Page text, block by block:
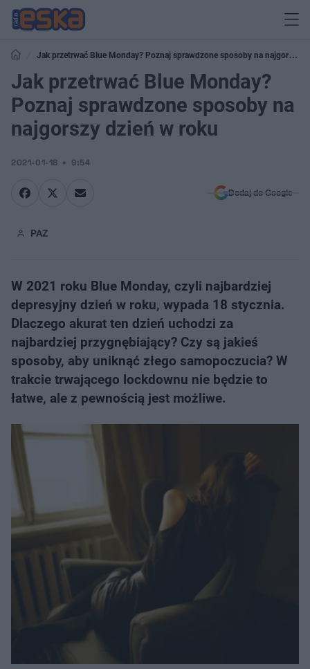
Jak przetrwać Blue Monday? Poznaj sprawdzone sposoby na najgorszy
dzień w roku
Jak przetrwać Blue Monday?
Poznaj sprawdzone sposoby na
najgorszy dzień w roku
2021-01-18 9:54
Dodaj do Google
PAZ
W 2021 roku Blue Monday, czyli najbardziej
depresyjny dzień w roku, wypada 18 stycznia.
Dlaczego akurat ten dzień uchodzi za
najbardziej przygnębiający? Czy są jakieś
sposoby, aby uniknąć złego samopoczucia? W
trakcie trwającego lockdownu nie będzie to
łatwe, ale z pewnością jest możliwe.